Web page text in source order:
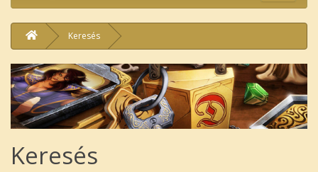
Keresés
Keresés